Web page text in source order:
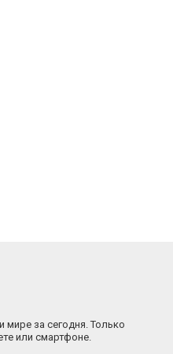
мире за сегодня. Только
или смартфоне.